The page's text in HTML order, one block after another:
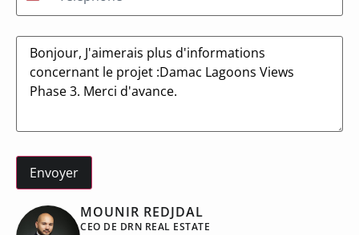
MOUNIR REDJDAL
CEO DE DRN REAL ESTATE
Message